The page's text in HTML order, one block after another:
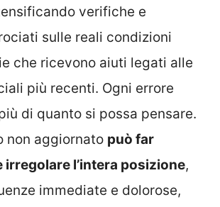
verifiche e
sulle reali condizioni
che ricevono aiuti legati alle
più recenti. Ogni errore
di quanto si possa pensare.
non aggiornato può far
l’intera posizione,
immediate e dolorose,